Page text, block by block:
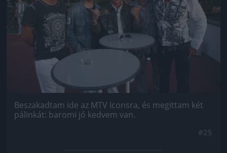
Beszakadtam ide az MTV Iconsra, és megittam két
pálinkát: baromi jó kedvem van.